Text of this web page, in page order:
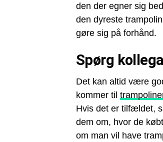
den der egner sig
den dyreste
gøre sig på forhånd.
Spørg
Det kan altid være
kommer til
Hvis det er tilfældet,
dem om, hvor de
om man vil have